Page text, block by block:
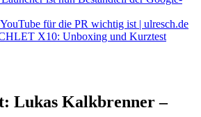
für die PR wichtig ist | ulresch.de
X10: Unboxing und Kurztest
Lukas Kalkbrenner –